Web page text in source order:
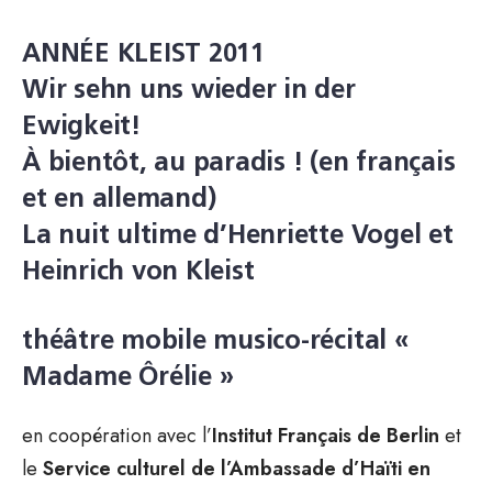
ANNÉE KLEIST 2011
Wir sehn uns wieder in der
Ewigkeit!
À bientôt, au paradis ! (en français
et en allemand)
La nuit ultime d’Henriette Vogel et
Heinrich von Kleist
théâtre mobile musico-récital «
Madame Ôrélie »
en coopération avec l’Institut Français de Berlin et
le Service culturel de l’Ambassade d’Haïti en